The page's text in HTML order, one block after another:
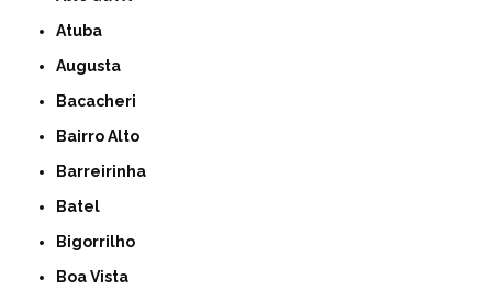
Atuba
Augusta
Bacacheri
Bairro Alto
Barreirinha
Batel
Bigorrilho
Boa Vista